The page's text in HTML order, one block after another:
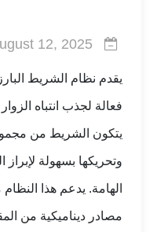
12, 2025
فعالة لجذب انتباه
يتكون الشريط من
وتحريكها بسهولة لإبراز
الهامة. يدعم هذا
مصادر ديناميكية من